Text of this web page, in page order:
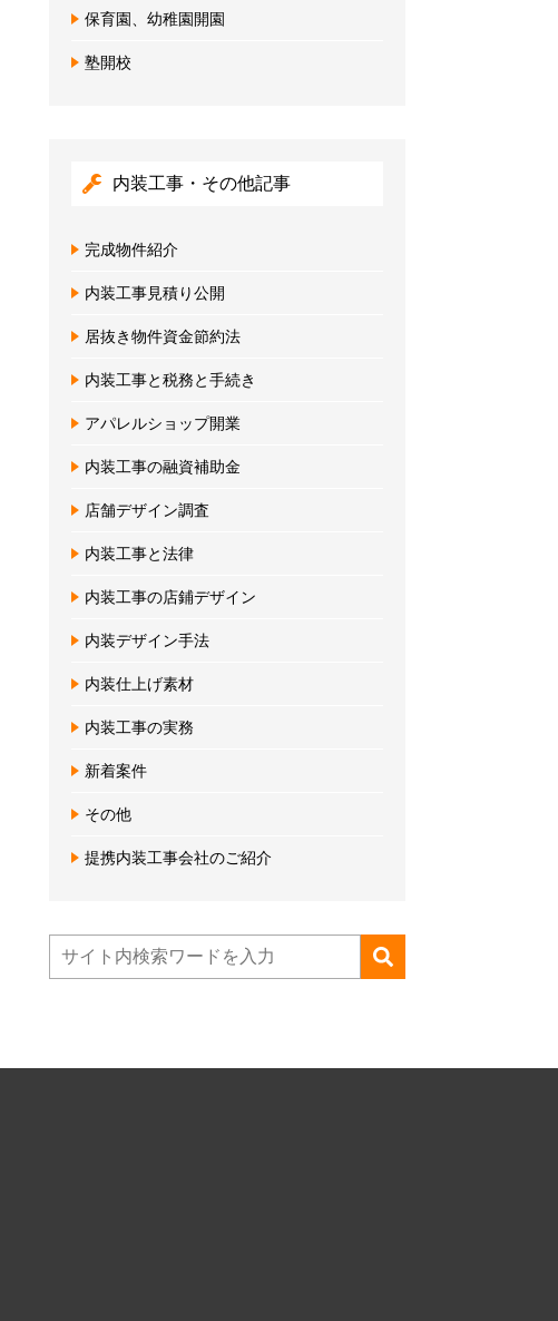
保育園、幼稚園開園
塾開校
内装工事・その他記事
完成物件紹介
内装工事見積り公開
居抜き物件資金節約法
内装工事と税務と手続き
アパレルショップ開業
内装工事の融資補助金
店舗デザイン調査
内装工事と法律
内装工事の店鋪デザイン
内装デザイン手法
内装仕上げ素材
内装工事の実務
新着案件
その他
提携内装工事会社のご紹介